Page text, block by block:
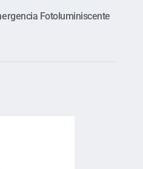
Fotoluminiscente